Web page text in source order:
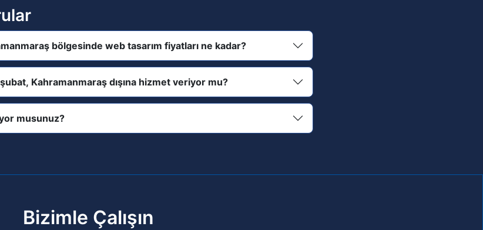
bölgesinde web tasarım fiyatları ne kadar?
Kahramanmaraş dışına hizmet veriyor mu?
musunuz?
Bizimle Çalışın